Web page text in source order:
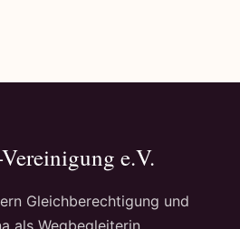
e.V.
Gleichberechtigung und
als Wegbegleiterin,